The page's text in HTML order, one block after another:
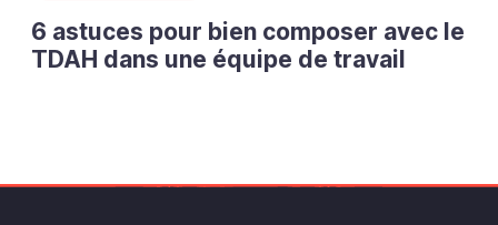
6 astuces pour bien composer avec le
TDAH dans une équipe de travail